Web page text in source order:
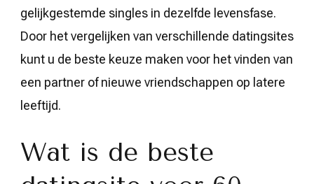
gelijkgestemde singles in dezelfde levensfase.
Door het vergelijken van verschillende datingsites
kunt u de beste keuze maken voor het vinden van
een partner of nieuwe vriendschappen op latere
leeftijd.
Wat is de beste